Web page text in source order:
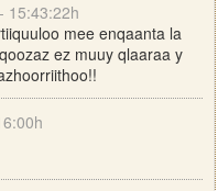
15:43:22h
mee enqaanta la
ez muuy qlaaraa y